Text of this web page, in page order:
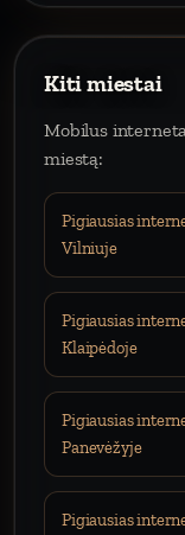
Kiti miestai
Mobilus
miestą:
Pigiausias
Vilniuje
Pigiausias
Klaipėdoje
Pigiausias
Panevėžyje
Pigiausias